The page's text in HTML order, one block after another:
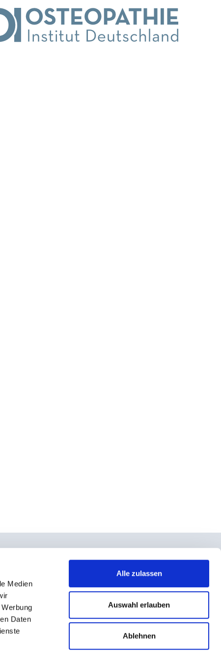
Medien
Daten
Alle zulassen
Auswahl erlauben
Ablehnen
und Teilnahmebedingungen